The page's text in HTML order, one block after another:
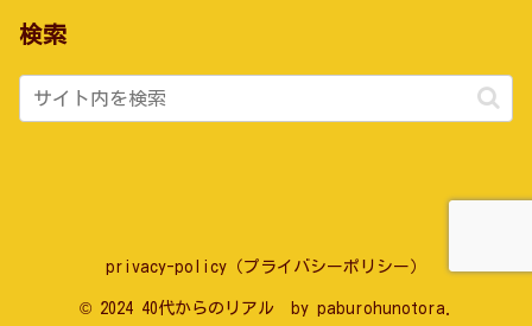
検索
privacy-policy（プライバシーポリシー）
© 2024 40代からのリアル by paburohunotora.